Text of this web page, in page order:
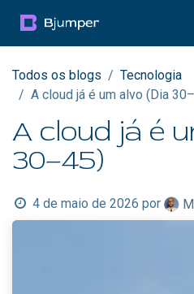
Todos os blogs
Tecnologia
A cloud já é um alvo (Dia
A cloud já é
30–45)
4 de maio de 2026 por